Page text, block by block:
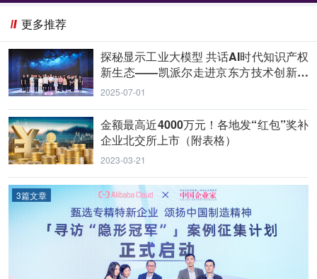
更多推荐
探秘显示工业大模型 共话AI时代知识产权
新生态——凯派尔走进京东方技术创新中
心
2025-07-01
金额最高近4000万元！各地发“红包”奖补
企业北交所上市（附表格）
2023-03-21
3篇文章